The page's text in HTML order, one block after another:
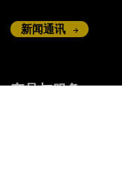
新闻通讯
产品与服务